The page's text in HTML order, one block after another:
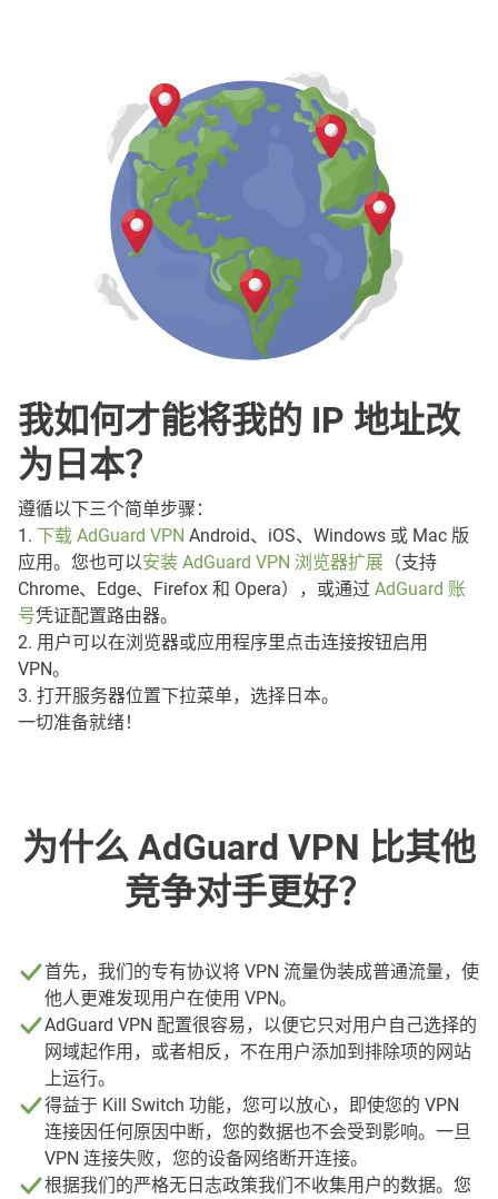
我如何才能将我的 IP 地址改
为日本？
遵循以下三个简单步骤：
1. 下载 AdGuard VPN Android、iOS、Windows 或 Mac 版
应用。您也可以安装 AdGuard VPN 浏览器扩展 （支持
Chrome、Edge、Firefox 和 Opera），或通过 AdGuard 账
号凭证配置路由器。
2. 用户可以在浏览器或应用程序里点击连接按钮启用
VPN。
3. 打开服务器位置下拉菜单，选择日本。
一切准备就绪！
为什么 AdGuard VPN 比其他
竞争对手更好？
首先，我们的专有协议将 VPN 流量伪装成普通流量，使
他人更难发现用户在使用 VPN。
AdGuard VPN 配置很容易，以便它只对用户自己选择的
网域起作用，或者相反，不在用户添加到排除项的网站
上运行。
得益于 Kill Switch 功能，您可以放心，即使您的 VPN
连接因任何原因中断，您的数据也不会受到影响。一旦
VPN 连接失败，您的设备网络断开连接。
根据我们的严格无日志政策我们不收集用户的数据。您